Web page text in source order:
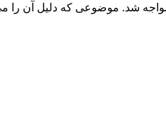
سال ۴۰۴ مجموع مبلغ تراکنش های بانکی با سقوطی ۶۰۰ هزار